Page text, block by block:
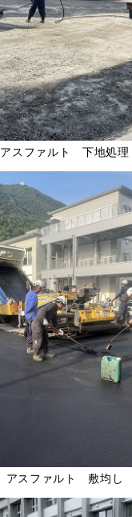
アスファルト 下地処理
アスファルト 敷均し